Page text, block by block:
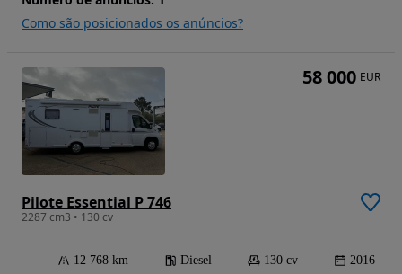
Como são posicionados os anúncios?
Pilote Essential P 746
2287 cm3 • 130 cv
12 768 km Diesel 130 cv 2016
58 000 EUR